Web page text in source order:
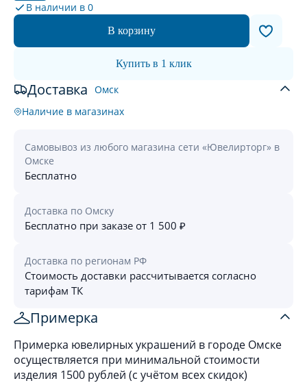
В наличии в 0
В корзину
Купить в 1 клик
Доставка Омск
Наличие в магазинах
Самовывоз из любого магазина сети «Ювелирторг» в
Омске
Бесплатно
Доставка по Омску
Бесплатно при заказе от 1 500 ₽
Доставка по регионам РФ
Стоимость доставки рассчитывается согласно
тарифам ТК
Примерка
Примерка ювелирных украшений в городе Омске
осуществляется при минимальной стоимости
изделия 1500 рублей (с учётом всех скидок)